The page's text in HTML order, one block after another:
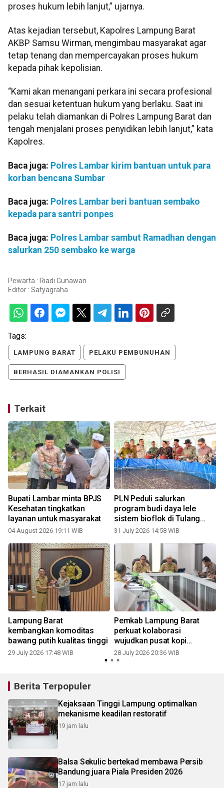
proses hukum lebih lanjut,” ujarnya.
Atas kejadian tersebut, Kapolres Lampung Barat
AKBP Samsu Wirman, mengimbau masyarakat agar
tetap tenang dan mempercayakan proses hukum
kepada pihak kepolisian.
“Kami akan menangani perkara ini secara profesional
dan sesuai ketentuan hukum yang berlaku. Saat ini
pelaku telah diamankan di Polres Lampung Barat dan
tengah menjalani proses penyidikan lebih lanjut,” kata
Kapolres.
Baca juga: Polres Lambar kirim bantuan untuk para
korban bencana Sumbar
Baca juga: Polres Lambar beri bantuan sembako
kepada para santri ponpes
Baca juga: Polres Lambar sambut Ramadhan dengan
salurkan 250 sembako ke warga
Pewarta : Riadi Gunawan
Editor : Satyagraha
Tags:
LAMPUNG BARAT PELAKU PEMBUNUHAN
BERHASIL DIAMANKAN POLISI
Terkait
Bupati Lambar minta BPJS
Kesehatan tingkatkan
layanan untuk masyarakat
04 August 2026 19:11 WIB
PLN Peduli salurkan
program budi daya lele
sistem bioflok di Tulang
Bawang Barat
31 July 2026 14:58 WIB
Lampung Barat
kembangkan komoditas
bawang putih kualitas tinggi
29 July 2026 17:48 WIB
Pemkab Lampung Barat
perkuat kolaborasi
wujudkan pusat kopi
robusta nasional
28 July 2026 20:36 WIB
Berita Terpopuler
Kejaksaan Tinggi Lampung optimalkan
mekanisme keadilan restoratif
19 jam lalu
Balsa Sekulic bertekad membawa Persib
Bandung juara Piala Presiden 2026
17 jam lalu